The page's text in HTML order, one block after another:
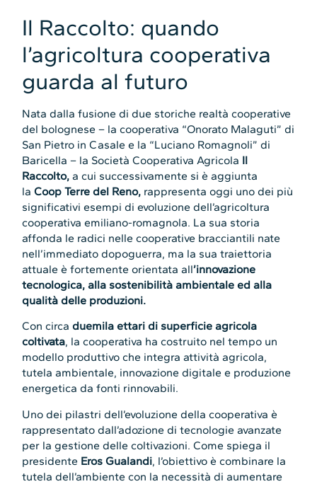
Il Raccolto: quando
l’agricoltura cooperativa
guarda al futuro
Nata dalla fusione di due storiche realtà cooperative
del bolognese – la cooperativa “Onorato Malaguti” di
San Pietro in Casale e la “Luciano Romagnoli” di
Baricella – la Società Cooperativa Agricola Il
Raccolto,a cui successivamente si è aggiunta
laCoop Terre del Reno, rappresenta oggi uno dei più
significativi esempi di evoluzione dell’agricoltura
cooperativa emiliano-romagnola. La sua storia
affonda le radici nelle cooperative bracciantili nate
nell’immediato dopoguerra, ma la sua traiettoria
attuale è fortemente orientata all’innovazione
tecnologica, alla sostenibilità ambientale ed alla
qualità delle produzioni.
Con circaduemila ettari di superficie agricola
coltivata, la cooperativa ha costruito nel tempo un
modello produttivo che integra attività agricola,
tutela ambientale, innovazione digitale e produzione
energetica da fonti rinnovabili.
Uno dei pilastri dell’evoluzione della cooperativa è
rappresentato dall’adozione di tecnologie avanzate
per la gestione delle coltivazioni. Come spiega il
presidente Eros Gualandi, l’obiettivo è combinare la
tutela dell’ambiente con la necessità di aumentare